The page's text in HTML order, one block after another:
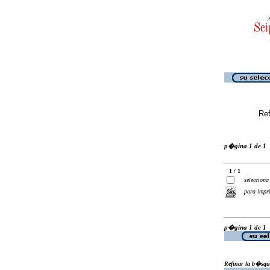
p�gina 1 de 1
1 / 1
selecciona
para
p�gina 1 de 1
Refinar la